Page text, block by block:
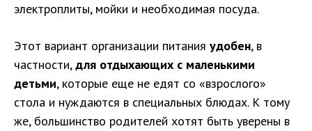
электроплиты, мойки и необходимая посуда.
Этот вариант организации питания удобен, в
частности,для отдыхающих с маленькими
детьми, которые еще не едят со «взрослого»
стола и нуждаются в специальных блюдах. К тому
же, большинство родителей хотят быть уверены в